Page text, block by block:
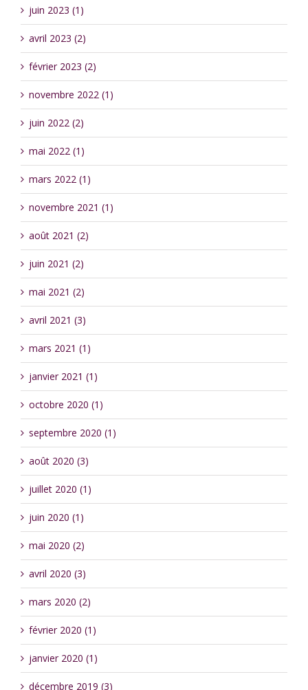
juin 2023 (1)
avril 2023 (2)
février 2023 (2)
novembre 2022 (1)
juin 2022 (2)
mai 2022 (1)
mars 2022 (1)
novembre 2021 (1)
août 2021 (2)
juin 2021 (2)
mai 2021 (2)
avril 2021 (3)
mars 2021 (1)
janvier 2021 (1)
octobre 2020 (1)
septembre 2020 (1)
août 2020 (3)
juillet 2020 (1)
juin 2020 (1)
mai 2020 (2)
avril 2020 (3)
mars 2020 (2)
février 2020 (1)
janvier 2020 (1)
décembre 2019 (3)